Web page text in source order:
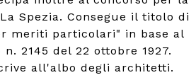
Spezia. Consegue il titolo di
meriti particolari" in base al
n. 2145 del 22 ottobre 1927.
all'albo degli architetti.